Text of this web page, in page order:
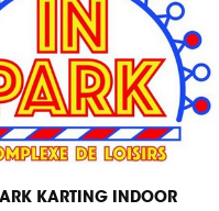
KARTING INDOOR